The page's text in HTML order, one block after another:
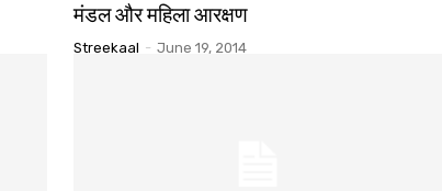
मंडल और महिला आरक्षण
Streekaal - June 19, 2014